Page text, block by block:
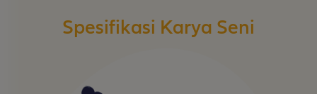
Spesifikasi Karya Seni